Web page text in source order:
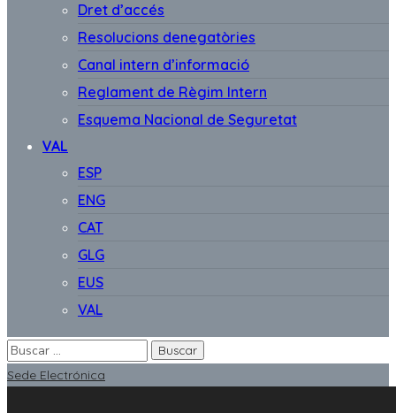
Dret d’accés
Resolucions denegatòries
Canal intern d’informació
Reglament de Règim Intern
Esquema Nacional de Seguretat
VAL
ESP
ENG
CAT
GLG
EUS
VAL
Sede Electrónica